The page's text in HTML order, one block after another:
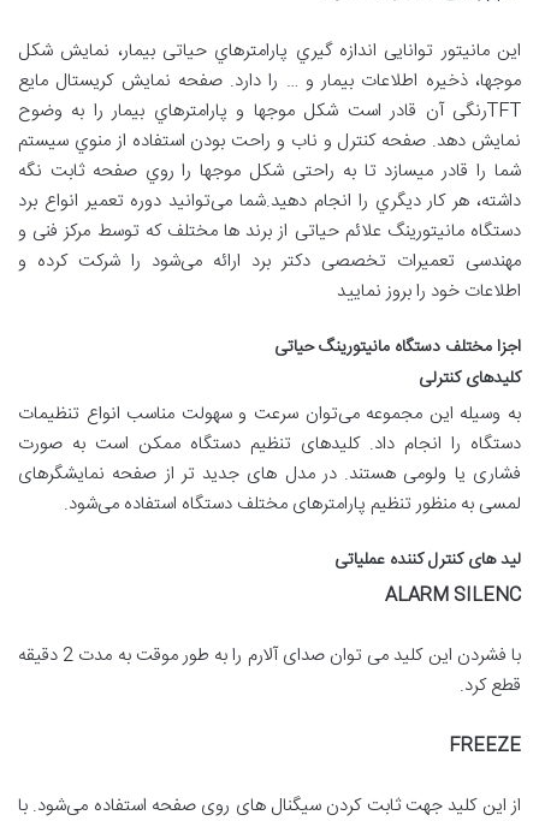
این مانیتور توانایی اندازه گیري پارامترهاي حیاتی بیمار، نمایش شکل
موجها، ذخیره اطلاعات بیمار و … را دارد. صفحه نمایش کریستال مایع
TFTرنگی آن قادر است شکل موجها و پارامترهاي بیمار را به وضوح
نمایش دهد. صفحه کنترل و ناب و راحت بودن استفاده از منوي سیستم
شما را قادر میسازد تا به راحتی شکل موجها را روي صفحه ثابت نگه
داشته، هر کار دیگري را انجام دهید.شما می‌توانید دوره تعمیر انواع برد
دستگاه مانیتورینگ علائم حیاتی از برند ها مختلف که توسط مرکز فنی و
مهندسی تعمیرات تخصصی دکتر برد ارائه می‌شود را شرکت کرده و
اطلاعات خود را بروز نمایید
اجزا مختلف دستگاه مانیتورینگ حیاتی
کلیدهای کنترلی
به وسیله این مجموعه می‌توان سرعت و سهولت مناسب انواع تنظیمات
دستگاه را انجام داد. کلیدهای تنظیم دستگاه ممکن است به صورت
فشاری یا ولومی هستند. در مدل های جدید تر از صفحه نمایشگرهای
لمسی به منظور تنظیم پارامترهای مختلف دستگاه استفاده می‌شود.
لید های کنترل کننده عملیاتی
ALARM SILENC
با فشردن این کلید می توان صدای آلارم را به طور موقت به مدت 2 دقیقه
قطع کرد.
FREEZE
از این کلید جهت ثابت کردن سیگنال های روی صفحه استفاده می‌شود. با